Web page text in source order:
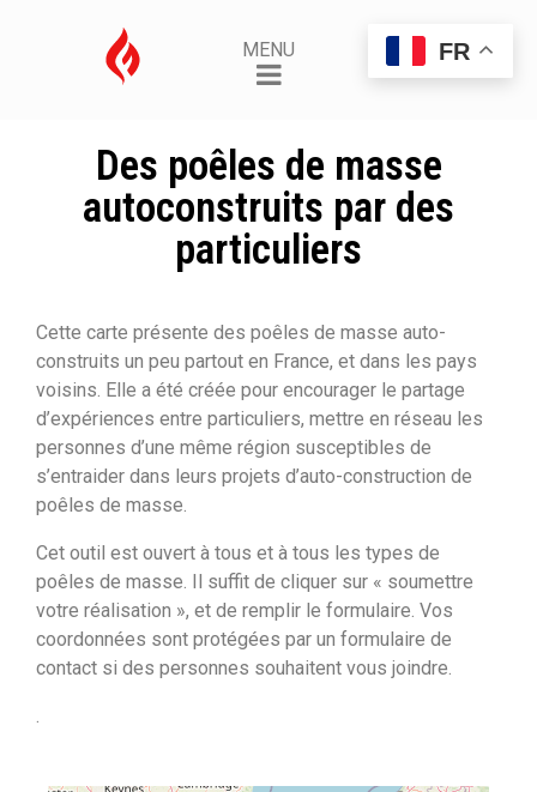
MENU
Des poêles de masse
autoconstruits par des
particuliers
Cette carte présente des poêles de masse auto-
construits un peu partout en France, et dans les pays
voisins. Elle a été créée pour encourager le partage
d’expériences entre particuliers, mettre en réseau les
personnes d’une même région susceptibles de
s’entraider dans leurs projets d’auto-construction de
poêles de masse.
Cet outil est ouvert à tous et à tous les types de
poêles de masse. Il suffit de cliquer sur « soumettre
votre réalisation », et de remplir le formulaire. Vos
coordonnées sont protégées par un formulaire de
contact si des personnes souhaitent vous joindre.
.
FR